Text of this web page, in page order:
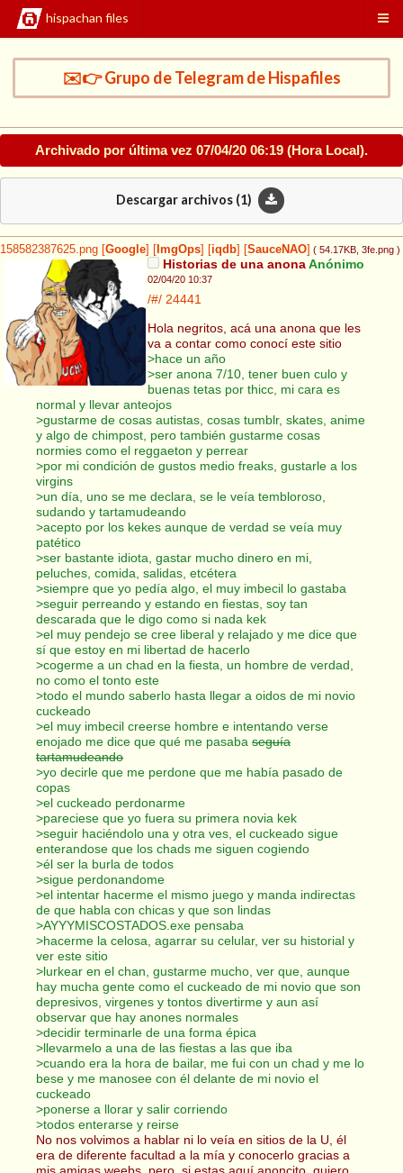
hispachan files
✉️👉 Grupo de Telegram de Hispafiles
Archivado por última vez 07/04/20 06:19 (Hora Local).
Descargar archivos (1)
158582387625.png Google ImgOps iqdb SauceNAO ( 54.17KB , 3fe.png )
Historias de una anonaAnónimo
02/04/20 10:37
/#/ 24441
Hola negritos, acá una anona que les
va a contar como conocí este sitio
>hace un año
>ser anona 7/10, tener buen culo y
buenas tetas por thicc, mi cara es
normal y llevar anteojos
>gustarme de cosas autistas, cosas tumblr, skates, anime
y algo de chimpost, pero también gustarme cosas
normies como el reggaeton y perrear
>por mi condición de gustos medio freaks, gustarle a los
virgins
>un día, uno se me declara, se le veía tembloroso,
sudando y tartamudeando
>acepto por los kekes aunque de verdad se veía muy
patético
>ser bastante idiota, gastar mucho dinero en mi,
peluches, comida, salidas, etcétera
>siempre que yo pedía algo, el muy imbecil lo gastaba
>seguir perreando y estando en fiestas, soy tan
descarada que le digo como si nada kek
>el muy pendejo se cree liberal y relajado y me dice que
sí que estoy en mi libertad de hacerlo
>cogerme a un chad en la fiesta, un hombre de verdad,
no como el tonto este
>todo el mundo saberlo hasta llegar a oidos de mi novio
cuckeado
>el muy imbecil creerse hombre e intentando verse
enojado me dice que qué me pasaba seguía
tartamudeando
>yo decirle que me perdone que me había pasado de
copas
>el cuckeado perdonarme
>pareciese que yo fuera su primera novia kek
>seguir haciéndolo una y otra ves, el cuckeado sigue
enterandose que los chads me siguen cogiendo
>él ser la burla de todos
>sigue perdonandome
>el intentar hacerme el mismo juego y manda indirectas
de que habla con chicas y que son lindas
>AYYYMISCOSTADOS.exe pensaba
>hacerme la celosa, agarrar su celular, ver su historial y
ver este sitio
>lurkear en el chan, gustarme mucho, ver que, aunque
hay mucha gente como el cuckeado de mi novio que son
depresivos, virgenes y tontos divertirme y aun así
observar que hay anones normales
>decidir terminarle de una forma épica
>llevarmelo a una de las fiestas a las que iba
>cuando era la hora de bailar, me fui con un chad y me lo
bese y me manosee con él delante de mi novio el
cuckeado
>ponerse a llorar y salir corriendo
>todos enterarse y reirse
No nos volvimos a hablar ni lo veía en sitios de la U, él
era de diferente facultad a la mía y conocerlo gracias a
mis amigas weebs, pero, si estas aquí anoncito, quiero